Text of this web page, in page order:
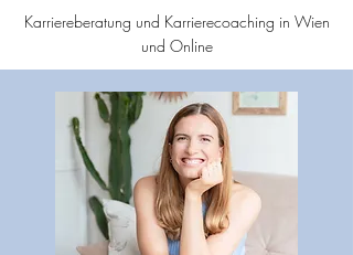
Karriereberatung und Karrierecoaching in Wien
und Online